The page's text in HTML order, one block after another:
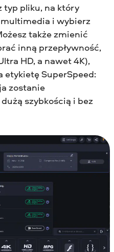
typ pliku, na który
i wybierz
także zmienić
inną przepływność,
HD, a nawet 4K),
etykietę SuperSpeed:
zostanie
szybkością i bez